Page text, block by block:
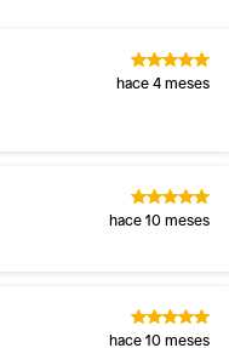
hace 4 meses
hace 10 meses
hace 10 meses